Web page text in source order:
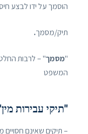
הוסמך על ידו לבצע
תיק/מסמך.
"מסמך" – לרבות
המשפט
"תיקי עבירות
– תיקים שאינם חסויים